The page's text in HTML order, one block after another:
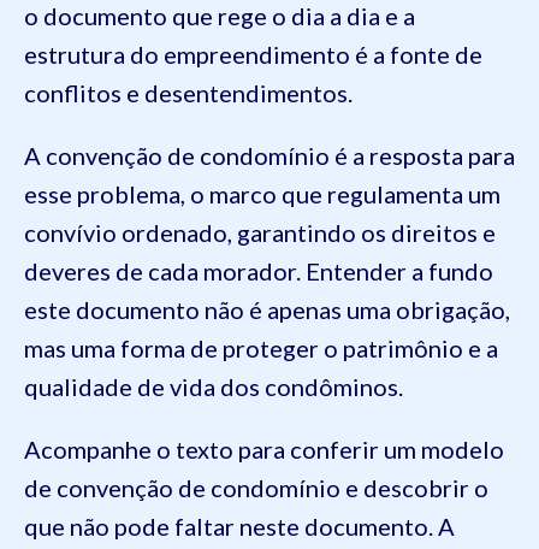
o documento que rege o dia a dia e a
estrutura do empreendimento é a fonte de
conflitos e desentendimentos.
A convenção de condomínio é a resposta para
esse problema, o marco que regulamenta um
convívio ordenado, garantindo os direitos e
deveres de cada morador. Entender a fundo
este documento não é apenas uma obrigação,
mas uma forma de proteger o patrimônio e a
qualidade de vida dos condôminos.
Acompanhe o texto para conferir um modelo
de convenção de condomínio e descobrir o
que não pode faltar neste documento. A